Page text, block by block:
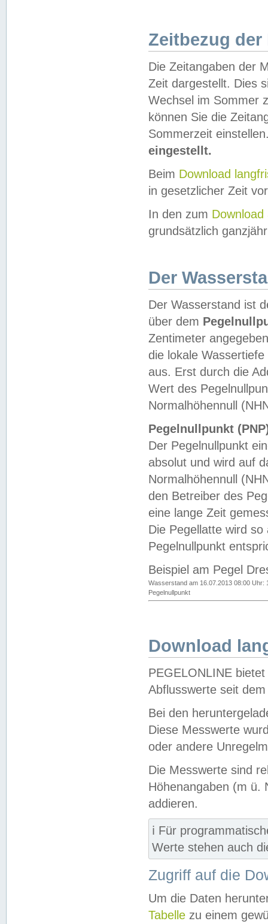
Zeitbezug der
Die Zeitangaben der
Zeit dargestellt. Dies
Wechsel im Sommer
können Sie die
Sommerzeit
eingestellt.
Beim Download
in gesetzlicher Zeit
In den zum Download
grundsätzlich
Der
Der Wasserstand ist
über dem
Zentimeter
die lokale
aus. Erst durch die
Wert des
Normalhöhennull
Pegelnullpunkt
Der Pegelnullpunkt
absolut und wird auf
Normalhöhennull
den Betreiber des
eine lange Zeit
Die Pegellatte wird
Pegelnullpunkt
Beispiel am Pegel
Wasserstand am 16.07.2013 08:00 Uhr:
Pegelnullpunkt
Download
PEGELONLINE
Abflusswerte seit
Bei den
Diese Messwerte
oder andere
Die Messwerte sind
Höhenangaben (m ü.
addieren.
ℹ️ Für
Werte stehen auch
Zugriff auf die
Um die Daten
Tabelle zu einem